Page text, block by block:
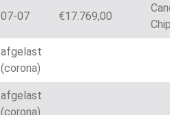
07-07 €17.769,00
afgelast
(corona)
afgelast
(corona)